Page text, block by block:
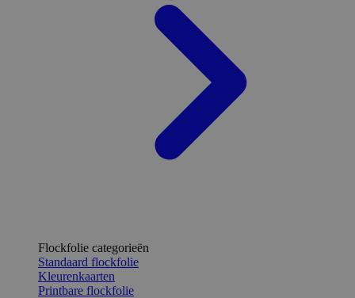
Flockfolie categorieën
Standaard flockfolie
Kleurenkaarten
Printbare flockfolie